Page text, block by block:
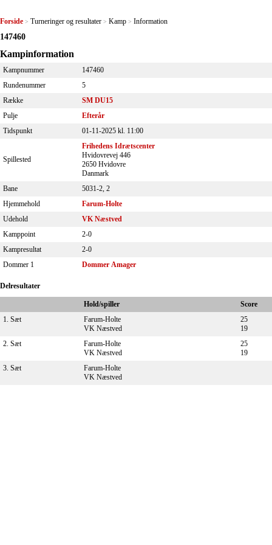
Forside > Turneringer og resultater > Kamp > Information
147460
Kampinformation
Kampnummer
147460
Rundenummer
5
Række
SM DU15
Pulje
Efterår
Tidspunkt
01-11-2025 kl. 11:00
Spillested
Frihedens Idrætscenter
Hvidovrevej 446
2650 Hvidovre
Danmark
Bane
5031-2, 2
Hjemmehold
Farum-Holte
Udehold
VK Næstved
Kamppoint
2-0
Kampresultat
2-0
Dommer 1
Dommer Amager
Delresultater
Hold/spiller Score
1. Sæt
Farum-Holte
VK Næstved
25
19
2. Sæt
Farum-Holte
VK Næstved
25
19
3. Sæt
Farum-Holte
VK Næstved